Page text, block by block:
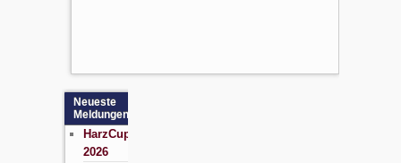
Neueste
Meldungen
HarzCup
2026